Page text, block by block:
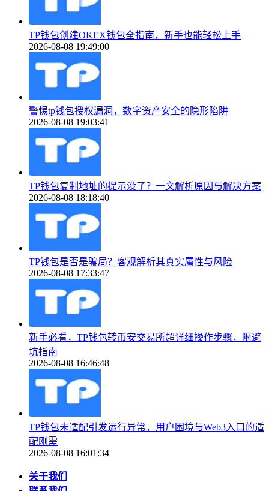
TP钱包创建OKEX钱包全指南，新手也能轻松上手
2026-08-08 19:49:00
警惕tp钱包授权漏洞，数字资产安全的隐形陷阱
2026-08-08 19:03:41
TP钱包复制地址的提示没了？一文解析原因与解决方案
2026-08-08 18:18:40
TP钱包是否是骗局？客观解析其真实属性与风险
2026-08-08 17:33:47
新手必看，TP钱包转币安交易所超详细操作步骤，附避
坑指南
2026-08-08 16:46:48
TP钱包未适配引发运行异常，用户困境与Web3入口的适
配刚需
2026-08-08 16:01:34
关于我们